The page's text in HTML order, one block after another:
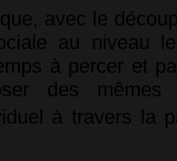
avec le
au niveau
à percer et
des
à travers la